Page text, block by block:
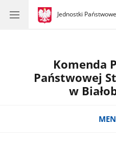
gov.pl
Jednostki
gov.pl
Jednostki
Komenda
Państwowej
w